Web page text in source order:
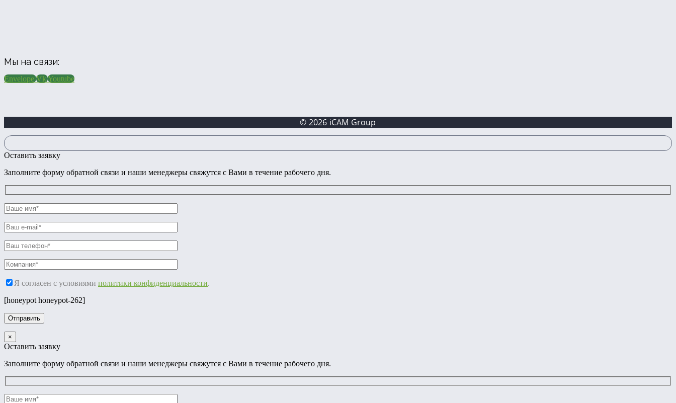
Мы на связи:
Envelope Vk Youtube
© 2026 iCAM Group
Оставить заявку
Заполните форму обратной связи и наши менеджеры свяжутся с Вами в течение рабочего дня.
Я согласен с условиями политики конфиденциальности.
[honeypot honeypot-262]
×
Оставить заявку
Заполните форму обратной связи и наши менеджеры свяжутся с Вами в течение рабочего дня.